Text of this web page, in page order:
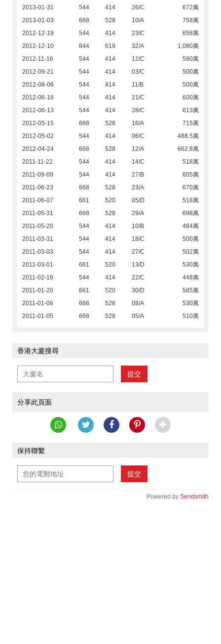
2013-01-31
544 414 26/C
672萬
2013-01-03
668 528 10/A
758萬
2012-12-19
544 414 23/C
658萬
2012-12-10
844 619 32/A
1,080萬
2012-11-16
544 414 12/C
590萬
2012-09-21
544 414 03/C
500萬
2012-08-06
544 414 11/B
500萬
2012-06-18
544 414 21/C
600萬
2012-06-13
544 414 28/C
613萬
2012-05-15
668 528 16/A
715萬
2012-05-02
544 414 06/C
488.5萬
2012-04-24
668 528 12/A
662.8萬
2011-11-22
544 414 14/C
518萬
2011-09-09
544 414 27/B
605萬
2011-06-23
668 528 23/A
670萬
2011-06-07
661 520 05/D
518萬
2011-05-31
668 528 29/A
698萬
2011-05-20
544 414 10/B
484萬
2011-03-31
544 414 18/C
500萬
2011-03-03
544 414 27/C
502萬
2011-03-01
661 520 13/D
530萬
2011-02-18
544 414 22/C
448萬
2011-01-20
661 520 30/D
585萬
2011-01-06
668 528 08/A
530萬
2011-01-05
668 528 05/A 510萬
香港大廈搜尋
提交
分享此頁面
保持聯繫
提交
Powered by Sendsmith